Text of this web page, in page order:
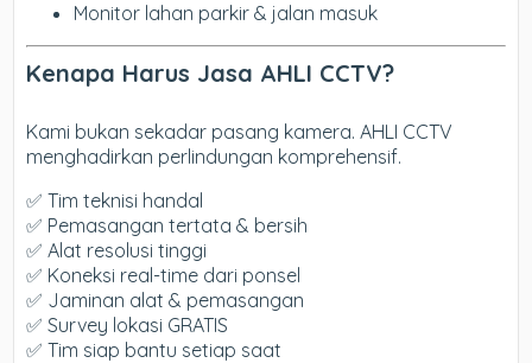
Monitor lahan parkir & jalan masuk
Kenapa Harus Jasa AHLI CCTV?
Kami bukan sekadar pasang kamera. AHLI CCTV
menghadirkan perlindungan komprehensif.
✅ Tim teknisi handal
✅ Pemasangan tertata & bersih
✅ Alat resolusi tinggi
✅ Koneksi real-time dari ponsel
✅ Jaminan alat & pemasangan
✅ Survey lokasi GRATIS
✅ Tim siap bantu setiap saat